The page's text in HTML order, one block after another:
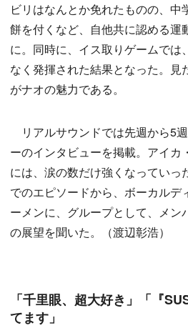
ビリはなんとか免れたものの、
餅を付くなど、自他共に認める運
に。同時に、イス取りゲームでは
なく発揮された結果となった。見
がナオの魅力である。
リアルサウンドでは先週から5
ーのインタビューを掲載。アイカ
には、涙の数だけ強くなっていっ
でのエピソードから、ボーカルデ
ーメンに、グループとして、メン
の展望を聞いた。（渡辺彰浩）
「千里眼、超大好き」「『
てます」